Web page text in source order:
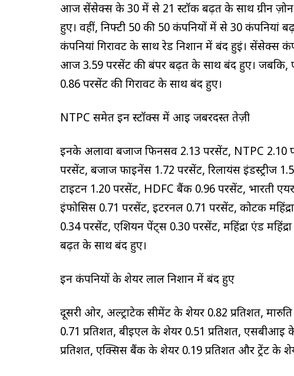
आज सेंसेक्स के 30 में से 21 स्टॉक बढ़त के साथ ग्रीन ज़ोन
हुए। वहीं, निफ्टी 50 की 50 कंपनियों में से 30 कंपनियां
कंपनियां गिरावट के साथ रेड निशान में बंद हुईं। सेंसेक्स
आज 3.59 परसेंट की बंपर बढ़त के साथ बंद हुए। जबकि,
0.86 परसेंट की गिरावट के साथ बंद हुए।
NTPC समेत इन स्टॉक्स में आई जबरदस्त तेज़ी
इनके अलावा बजाज फिनसर्व 2.13 परसेंट, NTPC 2.10
परसेंट, बजाज फाइनेंस 1.72 परसेंट, रिलायंस इंडस्ट्रीज
टाइटन 1.20 परसेंट, HDFC बैंक 0.96 परसेंट, भारती
इंफोसिस 0.71 परसेंट, इटरनल 0.71 परसेंट, कोटक
0.34 परसेंट, एशियन पेंट्स 0.30 परसेंट, महिंद्रा एंड
बढ़त के साथ बंद हुए।
इन कंपनियों के शेयर लाल निशान में बंद हुए
दूसरी ओर, अल्ट्राटेक सीमेंट के शेयर 0.82 प्रतिशत,
0.71 प्रतिशत, बीईएल के शेयर 0.51 प्रतिशत, एसबीआई
प्रतिशत, एक्सिस बैंक के शेयर 0.19 प्रतिशत और ट्रेंट के